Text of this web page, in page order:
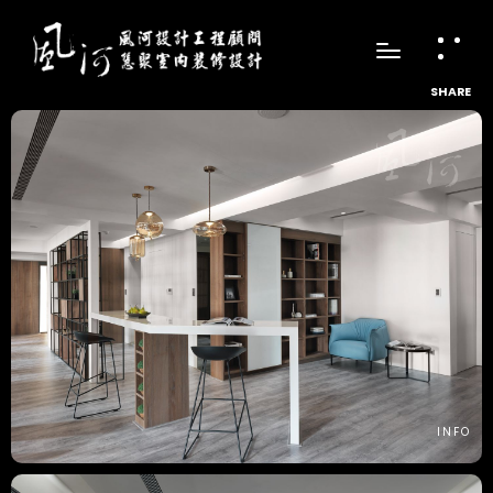
SHARE
INFO